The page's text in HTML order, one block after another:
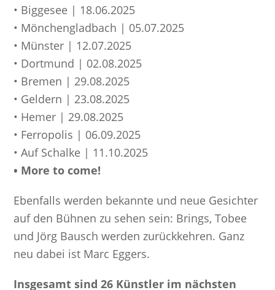
• Biggesee | 18.06.2025
• Mönchengladbach | 05.07.2025
• Münster | 12.07.2025
• Dortmund | 02.08.2025
• Bremen | 29.08.2025
• Geldern | 23.08.2025
• Hemer | 29.08.2025
• Ferropolis | 06.09.2025
• Auf Schalke | 11.10.2025
• More to come!
Ebenfalls werden bekannte und neue Gesichter
auf den Bühnen zu sehen sein: Brings, Tobee
und Jörg Bausch werden zurückkehren. Ganz
neu dabei ist Marc Eggers.
Insgesamt sind 26 Künstler im nächsten